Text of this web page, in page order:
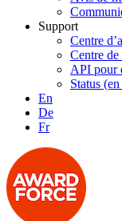
Support
Centre
Centre
API pour
Status
En
De
Fr